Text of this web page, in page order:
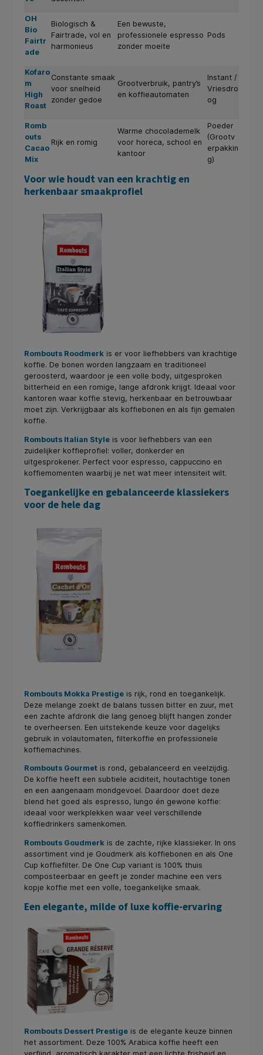
OH
Bio
Fairtr
ade
Biologisch &
Fairtrade, vol en
harmonieus
Een bewuste,
professionele espresso
zonder moeite
Pods
Kofaro
m
High
Roast
Constante smaak
voor snelheid
zonder gedoe
Grootverbruik, pantry’s
en koffieautomaten
Instant /
Vriesdro
og
Romb
outs
Cacao
Mix
Rijk en romig
Warme chocolademelk
voor horeca, school en
kantoor
Poeder
(Grootv
erpakkin
g)
Voor wie houdt van een krachtig en
herkenbaar smaakprofiel
Rombouts Roodmerk is er voor liefhebbers van krachtige
koffie. De bonen worden langzaam en traditioneel
geroosterd, waardoor je een volle body, uitgesproken
bitterheid en een romige, lange afdronk krijgt. Ideaal voor
kantoren waar koffie stevig, herkenbaar en betrouwbaar
moet zijn. Verkrijgbaar als koffiebonen en als fijn gemalen
koffie.
Rombouts Italian Style is voor liefhebbers van een
zuidelijker koffieprofiel: voller, donkerder en
uitgesprokener. Perfect voor espresso, cappuccino en
koffiemomenten waarbij je net wat meer intensiteit wilt.
Toegankelijke en gebalanceerde klassiekers
voor de hele dag
Rombouts Mokka Prestige is rijk, rond en toegankelijk.
Deze melange zoekt de balans tussen bitter en zuur, met
een zachte afdronk die lang genoeg blijft hangen zonder
te overheersen. Een uitstekende keuze voor dagelijks
gebruik in volautomaten, filterkoffie en professionele
koffiemachines.
Rombouts Gourmet is rond, gebalanceerd en veelzijdig.
De koffie heeft een subtiele aciditeit, houtachtige tonen
en een aangenaam mondgevoel. Daardoor doet deze
blend het goed als espresso, lungo én gewone koffie:
ideaal voor werkplekken waar veel verschillende
koffiedrinkers samenkomen.
Rombouts Goudmerk is de zachte, rijke klassieker. In ons
assortiment vind je Goudmerk als koffiebonen en als One
Cup koffiefilter. De One Cup variant is 100% thuis
composteerbaar en geeft je zonder machine een vers
kopje koffie met een volle, toegankelijke smaak.
Een elegante, milde of luxe koffie-ervaring
Rombouts Dessert Prestige is de elegante keuze binnen
het assortiment. Deze 100% Arabica koffie heeft een